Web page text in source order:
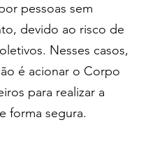
pessoas sem
devido ao risco de
Nesses casos,
é acionar o Corpo
para realizar a
forma segura.